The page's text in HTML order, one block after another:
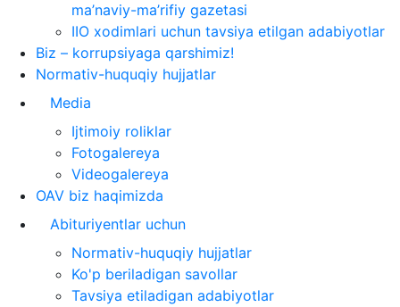
ma’naviy-ma’rifiy gazetasi
IIO xodimlari uchun tavsiya etilgan adabiyotlar
Biz – korrupsiyaga qarshimiz!
Normativ-huquqiy hujjatlar
Media
Ijtimoiy roliklar
Fotogalereya
Videogalereya
OAV biz haqimizda
Abituriyentlar uchun
Normativ-huquqiy hujjatlar
Ko'p beriladigan savollar
Tavsiya etiladigan adabiyotlar